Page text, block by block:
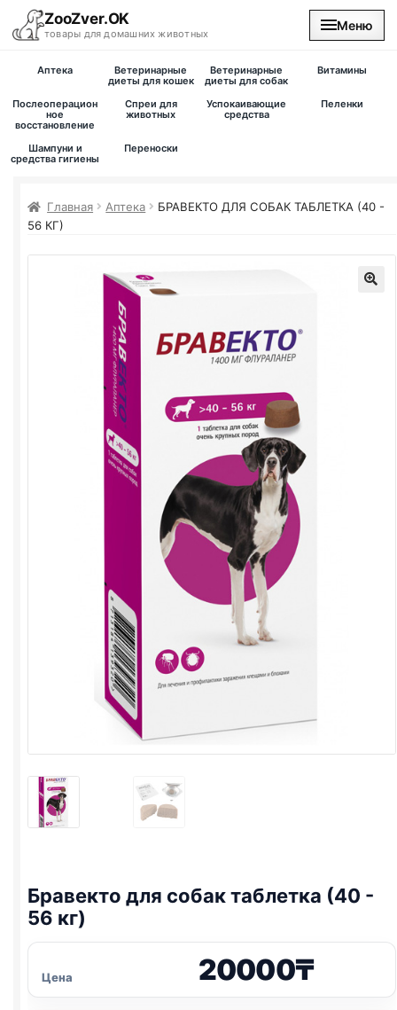
ZooZver.OK
товары для домашних животных
Меню
Каталог
Вакансии
Аптека
Ветеринарные
диеты для кошек
Ветеринарные
диеты для собак
Витамины
Послеоперацион
ное
восстановление
Спреи для
животных
Успокаивающие
средства
Пеленки
Шампуни и
средства гигиены
Переноски
Главная Аптека
БРАВЕКТО ДЛЯ СОБАК ТАБЛЕТКА (40 -
56 КГ)
Бравекто для собак таблетка (40 -
56 кг)
Цена 20000₸